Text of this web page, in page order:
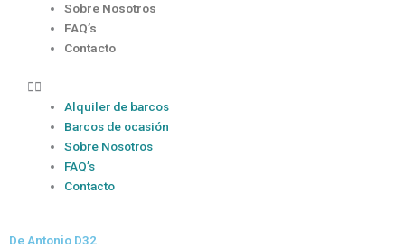
Sobre Nosotros
FAQ’s
Contacto
Alquiler de barcos
Barcos de ocasión
Sobre Nosotros
FAQ’s
Contacto
De Antonio D32